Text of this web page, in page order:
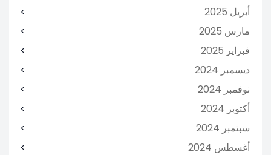
أبريل 2025
مارس 2025
فبراير 2025
ديسمبر 2024
نوفمبر 2024
أكتوبر 2024
سبتمبر 2024
أغسطس 2024